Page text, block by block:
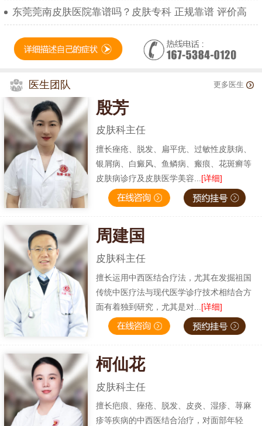
东莞莞南皮肤医院靠谱吗？皮肤专科 正规靠谱 评价高
医生团队 更多医生
殷芳
皮肤科主任
擅长痤疮、脱发、扁平疣、过敏性皮肤病、
银屑病、白癜风、鱼鳞病、瘢痕、花斑癣等
皮肤病诊疗及皮肤医学美容... [详细]
周建国
皮肤科主任
擅长运用中西医结合疗法，尤其在发掘祖国
传统中医疗法与现代医学诊疗技术相结合方
面有着独到研究，尤其是对... [详细]
柯仙花
皮肤科主任
擅长疤痕、痤疮、脱发、皮炎、湿疹、荨麻
疹等疾病的中西医结合治疗，对面部年轻